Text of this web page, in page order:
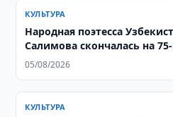
КУЛЬТУРА
Народная поэтесса
Салимова скончалась на
05/08/2026
КУЛЬТУРА